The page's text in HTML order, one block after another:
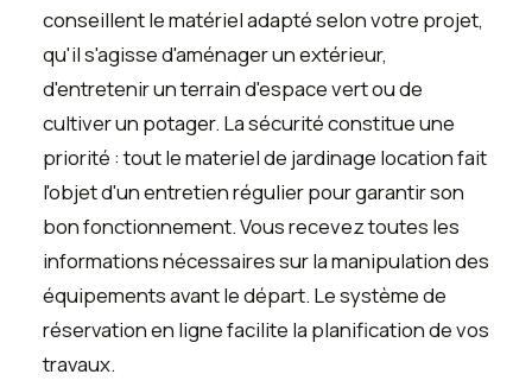
conseillent le matériel adapté selon votre projet,
qu'il s'agisse d'aménager un extérieur,
d'entretenir un terrain d'espace vert ou de
cultiver un potager. La sécurité constitue une
priorité : tout le materiel de jardinage location fait
l'objet d'un entretien régulier pour garantir son
bon fonctionnement. Vous recevez toutes les
informations nécessaires sur la manipulation des
équipements avant le départ. Le système de
réservation en ligne facilite la planification de vos
travaux.